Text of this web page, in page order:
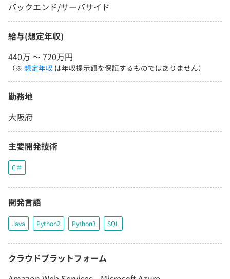
バックエンド/サーバサイド
給与(想定年収)
440万 〜 720万円
（※ 想定年収 は年収提示額を保証するものではありません）
勤務地
大阪府
主要開発技術
C＃
開発言語
Java Python2 Python3 SQL
クラウドプラットフォーム